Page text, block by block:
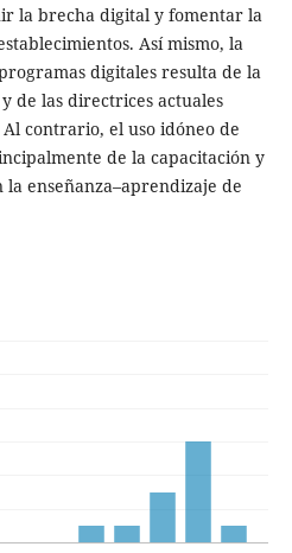
la brecha digital y fomentar la
Así mismo, la
digitales resulta de la
de las directrices actuales
contrario, el uso idóneo de
de la capacitación y
enseñanza–aprendizaje de